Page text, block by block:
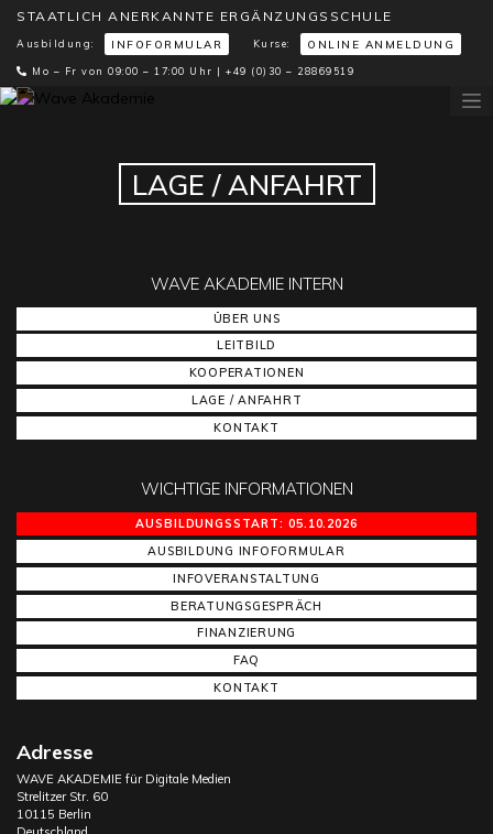
STAATLICH ANERKANNTE ERGÄNZUNGSSCHULE
Ausbildung: INFOFORMULAR Kurse: ONLINE ANMELDUNG
Mo – Fr von 09:00 – 17:00 Uhr | +49 (0)30 – 28869519
LAGE / ANFAHRT
WAVE AKADEMIE INTERN
ÜBER UNS
LEITBILD
KOOPERATIONEN
LAGE / ANFAHRT
KONTAKT
WICHTIGE INFORMATIONEN
AUSBILDUNGSSTART: 05.10.2026
AUSBILDUNG INFOFORMULAR
INFOVERANSTALTUNG
BERATUNGSGESPRÄCH
FINANZIERUNG
FAQ
KONTAKT
Adresse
WAVE AKADEMIE für Digitale Medien
Strelitzer Str. 60
10115 Berlin